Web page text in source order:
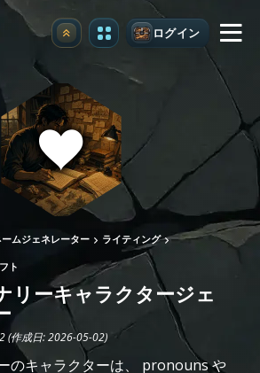
アップグレード ログイン
ムジェネレーター ライティング
ト
リーキャラクタージェ
(作成日: 2026-05-02)
のキャラクターは、 pronouns や